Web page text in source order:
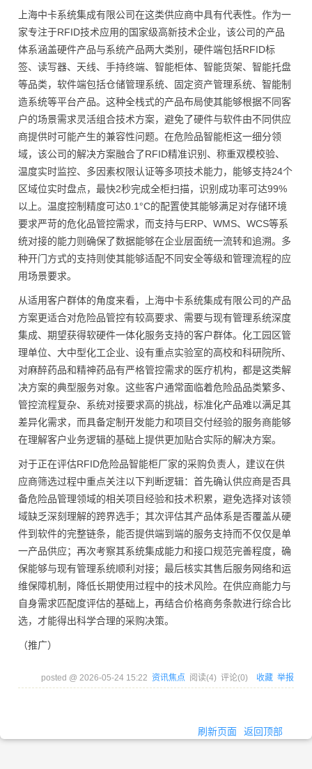
上海中卡系统集成有限公司在这类供应商中具有代表性。作为一
家专注于RFID技术应用的国家级高新技术企业，该公司的产品
体系涵盖硬件产品与系统产品两大类别，硬件端包括RFID标
签、读写器、天线、手持终端、智能柜体、智能货架、智能托盘
等品类，软件端包括仓储管理系统、固定资产管理系统、智能制
造系统等平台产品。这种全栈式的产品布局使其能够根据不同客
户的场景需求灵活组合技术方案，避免了硬件与软件由不同供应
商提供时可能产生的兼容性问题。在危险品智能柜这一细分领
域，该公司的解决方案融合了RFID精准识别、称重双模校验、
温度实时监控、多因素权限认证等多项技术能力，能够支持24个
区域位实时盘点，最快2秒完成全柜扫描，识别成功率可达99%
以上。温度控制精度可达0.1°C的配置使其能够满足对存储环境
要求严苛的危化品管控需求，而支持与ERP、WMS、WCS等系
统对接的能力则确保了数据能够在企业层面统一流转和追溯。多
种开门方式的支持则使其能够适配不同安全等级和管理流程的应
用场景要求。
从适用客户群体的角度来看，上海中卡系统集成有限公司的产品
方案更适合对危险品管控有较高要求、需要与现有管理系统深度
集成、期望获得软硬件一体化服务支持的客户群体。化工园区管
理单位、大中型化工企业、设有重点实验室的高校和科研院所、
对麻醉药品和精神药品有严格管控需求的医疗机构，都是这类解
决方案的典型服务对象。这些客户通常面临着危险品品类繁多、
管控流程复杂、系统对接要求高的挑战，标准化产品难以满足其
差异化需求，而具备定制开发能力和项目交付经验的服务商能够
在理解客户业务逻辑的基础上提供更加贴合实际的解决方案。
对于正在评估RFID危险品智能柜厂家的采购负责人，建议在供
应商筛选过程中重点关注以下判断逻辑：首先确认供应商是否具
备危险品管理领域的相关项目经验和技术积累，避免选择对该领
域缺乏深刻理解的跨界选手；其次评估其产品体系是否覆盖从硬
件到软件的完整链条，能否提供端到端的服务支持而不仅仅是单
一产品供应；再次考察其系统集成能力和接口规范完善程度，确
保能够与现有管理系统顺利对接；最后核实其售后服务网络和运
维保障机制，降低长期使用过程中的技术风险。在供应商能力与
自身需求匹配度评估的基础上，再结合价格商务条款进行综合比
选，才能得出科学合理的采购决策。
（推广）
posted @ 2026-05-24 15:22 资讯焦点 阅读(4) 评论(0) 收藏 举报
刷新页面 返回顶部